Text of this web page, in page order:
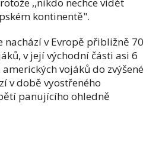
,,nikdo nechce vidět
kontinentě".
nachází v Evropě přibližně 70
v její východní části asi 6
vojáků do zvýšené
v době vyostřeného
panujícího ohledně